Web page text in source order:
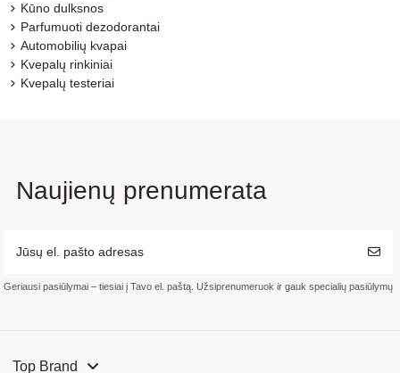
Kūno dulksnos
Parfumuoti dezodorantai
Automobilių kvapai
Kvepalų rinkiniai
Kvepalų testeriai
Naujienų prenumerata
Geriausi pasiūlymai – tiesiai į Tavo el. paštą. Užsiprenumeruok ir gauk specialių pasiūlymų
Top Brand